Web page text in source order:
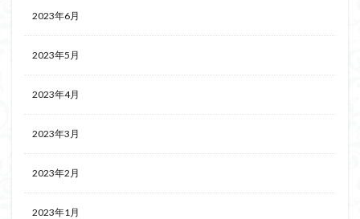
2023年6月
2023年5月
2023年4月
2023年3月
2023年2月
2023年1月